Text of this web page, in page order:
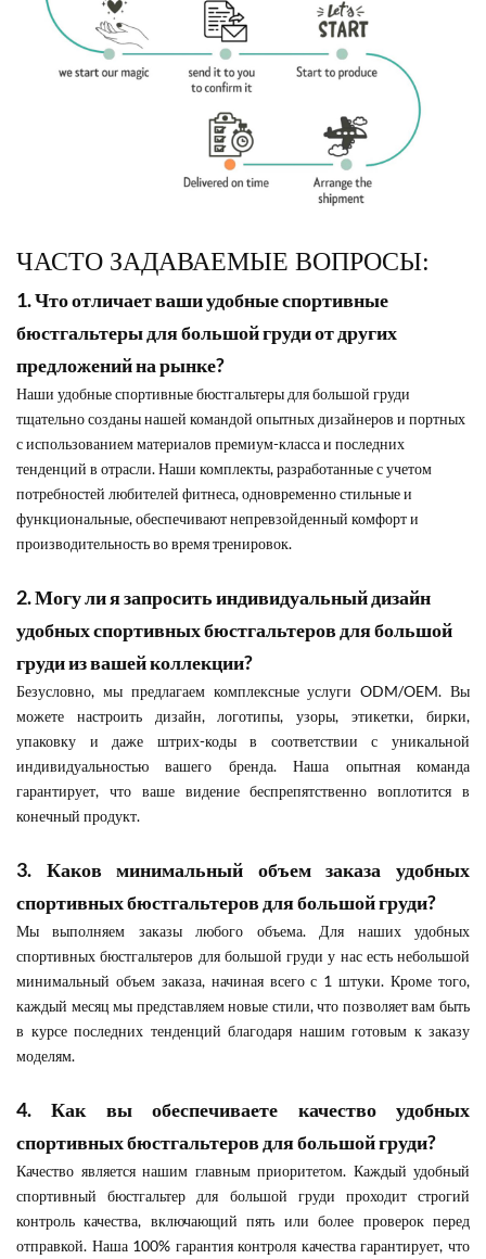
ЧАСТО ЗАДАВАЕМЫЕ ВОПРОСЫ:
1. Что отличает ваши удобные спортивные
бюстгальтеры для большой груди от других
предложений на рынке?
Наши удобные спортивные бюстгальтеры для большой груди
тщательно созданы нашей командой опытных дизайнеров и портных
с использованием материалов премиум-класса и последних
тенденций в отрасли. Наши комплекты, разработанные с учетом
потребностей любителей фитнеса, одновременно стильные и
функциональные, обеспечивают непревзойденный комфорт и
производительность во время тренировок.
2. Могу ли я запросить индивидуальный дизайн
удобных спортивных бюстгальтеров для большой
груди из вашей коллекции?
Безусловно, мы предлагаем комплексные услуги ODM/OEM. Вы
можете настроить дизайн, логотипы, узоры, этикетки, бирки,
упаковку и даже штрих-коды в соответствии с уникальной
индивидуальностью вашего бренда. Наша опытная команда
гарантирует, что ваше видение беспрепятственно воплотится в
конечный продукт.
3. Каков минимальный объем заказа удобных
спортивных бюстгальтеров для большой груди?
Мы выполняем заказы любого объема. Для наших удобных
спортивных бюстгальтеров для большой груди у нас есть небольшой
минимальный объем заказа, начиная всего с 1 штуки. Кроме того,
каждый месяц мы представляем новые стили, что позволяет вам быть
в курсе последних тенденций благодаря нашим готовым к заказу
моделям.
4. Как вы обеспечиваете качество удобных
спортивных бюстгальтеров для большой груди?
Качество является нашим главным приоритетом. Каждый удобный
спортивный бюстгальтер для большой груди проходит строгий
контроль качества, включающий пять или более проверок перед
отправкой. Наша 100% гарантия контроля качества гарантирует, что